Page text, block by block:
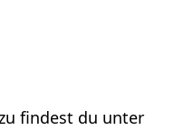
findest du unter